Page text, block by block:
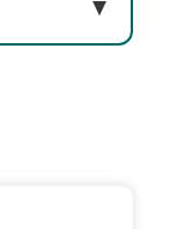
▼